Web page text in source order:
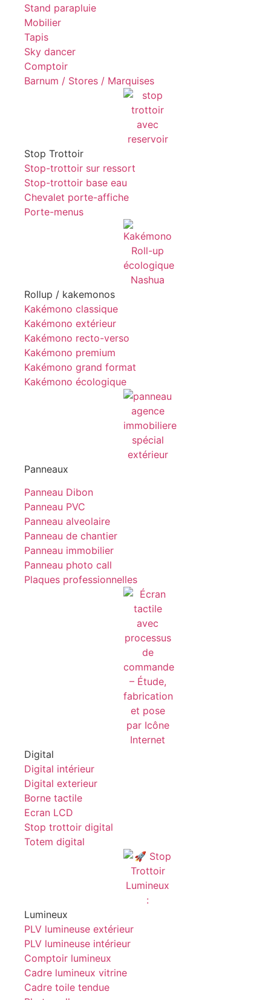
Stand parapluie
Mobilier
Tapis
Sky dancer
Comptoir
Barnum / Stores / Marquises
Stop Trottoir
Stop-trottoir sur ressort
Stop-trottoir base eau
Chevalet porte-affiche
Porte-menus
Rollup / kakemonos
Kakémono classique
Kakémono extérieur
Kakémono recto-verso
Kakémono premium
Kakémono grand format
Kakémono écologique
Panneaux
Panneau Dibon
Panneau PVC
Panneau alveolaire
Panneau de chantier
Panneau immobilier
Panneau photo call
Plaques professionnelles
Digital
Digital intérieur
Digital exterieur
Borne tactile
Ecran LCD
Stop trottoir digital
Totem digital
Lumineux
PLV lumineuse extérieur
PLV lumineuse intérieur
Comptoir lumineux
Cadre lumineux vitrine
Cadre toile tendue